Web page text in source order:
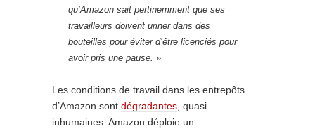
qu’Amazon sait pertinemment que ses
travailleurs doivent uriner dans des
bouteilles pour éviter d’être licenciés pour
avoir pris une pause. »
Les conditions de travail dans les entrepôts
d’Amazon sont dégradantes, quasi
inhumaines. Amazon déploie un